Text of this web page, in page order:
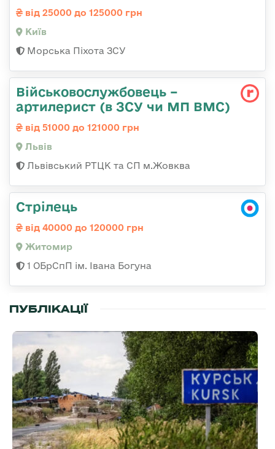
від 25000 до 125000 грн
Київ
Морська Піхота ЗСУ
Військовослужбовець –
артилерист (в ЗСУ чи МП ВМС)
від 51000 до 121000 грн
Львів
Львівський РТЦК та СП м.Жовква
Стрілець
від 40000 до 120000 грн
Житомир
1 ОБрСпП ім. Івана Богуна
ПУБЛІКАЦІЇ